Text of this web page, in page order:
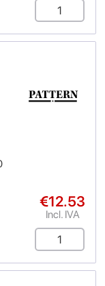
€12.53
Incl. IVA